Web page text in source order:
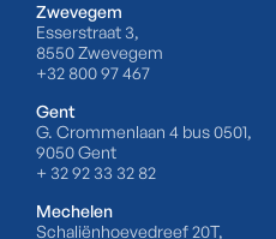
Zwevegem
Esserstraat 3,
8550 Zwevegem
+32 800 97 467
Gent
G. Crommenlaan 4 bus 0501,
9050 Gent
+ 32 92 33 32 82
Mechelen
Schaliënhoevedreef 20T,